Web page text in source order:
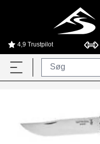
4,9 Trustpilot